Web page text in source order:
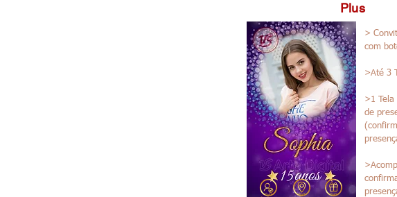
Plus
>
com
>Até 3
>1 Tela
de